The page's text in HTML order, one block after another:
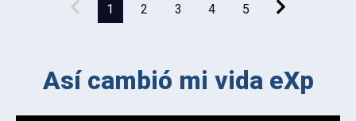
1 2 3 4 5
Así cambió mi vida eXp